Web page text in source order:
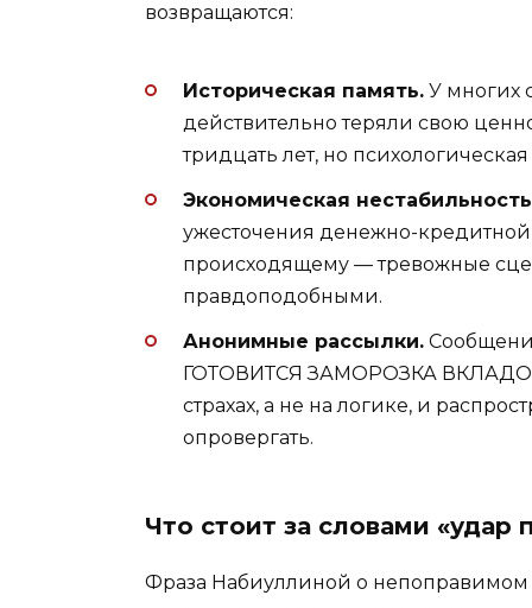
возвращаются:
Историческая память. У многих
действительно теряли свою
тридцать лет, но психологическая
Экономическая
ужесточения денежно-
происходящему — тревожные
правдоподобными.
Анонимные рассылки.
ГОТОВИТСЯ ЗАМОРОЗКА
страхах, а не на логике, и
опровергать.
Что стоит за словами «удар
Фраза Набиуллиной о непоправимом